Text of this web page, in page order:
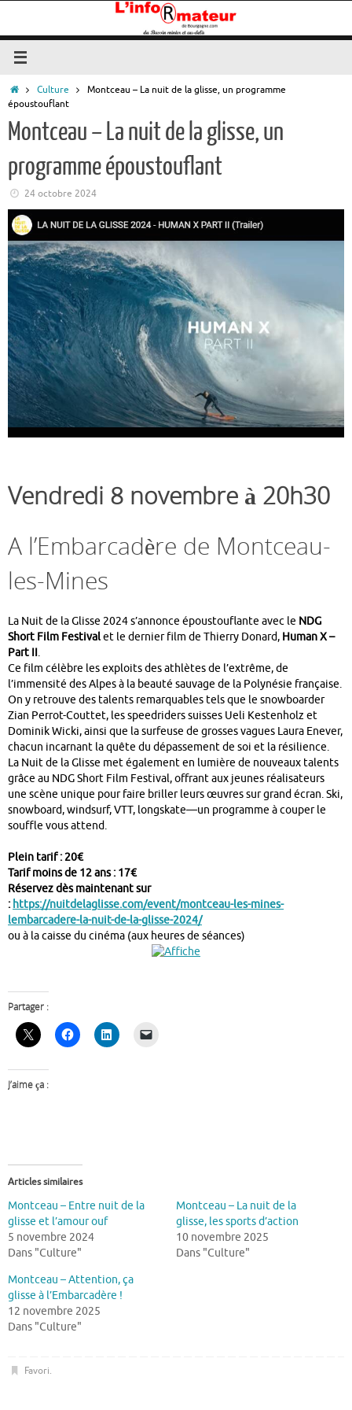
contenu
Accueil
Culture
Montceau – La nuit de la glisse, un programme
époustouflant
Montceau – La nuit de la glisse, un
programme époustouflant
24 octobre 2024
Vendredi 8 novembre à 20h30
A l’Embarcadère de Montceau-
les-Mines
La Nuit de la Glisse 2024 s’annonce époustouflante avec le NDG
Short Film Festivalet le dernier film de Thierry Donard, Human X –
Part II.
Ce film célèbre les exploits des athlètes de l’extrême, de
l’immensité des Alpes à la beauté sauvage de la Polynésie française.
On y retrouve des talents remarquables tels que le snowboarder
Zian Perrot-Couttet, les speedriders suisses Ueli Kestenholz et
Dominik Wicki, ainsi que la surfeuse de grosses vagues Laura Enever,
chacun incarnant la quête du dépassement de soi et la résilience.
La Nuit de la Glisse met également en lumière de nouveaux talents
grâce au NDG Short Film Festival, offrant aux jeunes réalisateurs
une scène unique pour faire briller leurs œuvres sur grand écran. Ski,
snowboard, windsurf, VTT, longskate—un programme à couper le
souffle vous attend.
Plein tarif : 20€
Tarif moins de 12 ans : 17€
Réservez dès maintenant sur
:https://nuitdelaglisse.com/event/montceau-les-mines-
lembarcadere-la-nuit-de-la-glisse-2024/
ou à la caisse du cinéma (aux heures de séances)
Partager :
J’aime ça :
Articles similaires
Montceau – Entre nuit de la
glisse et l’amour ouf
5 novembre 2024
Dans "Culture"
Montceau – La nuit de la
glisse, les sports d’action
10 novembre 2025
Dans "Culture"
Montceau – Attention, ça
glisse à l’Embarcadère !
12 novembre 2025
Dans "Culture"
Favori.